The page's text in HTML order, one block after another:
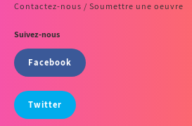
Contactez-nous / Soumettre une oeuvre
Suivez-nous
Facebook
Twitter